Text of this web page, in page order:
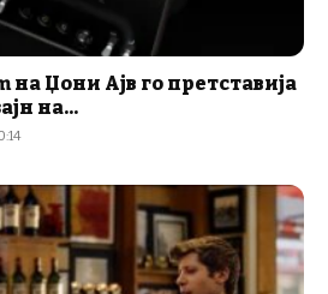
Џони Ајв го претставија
на...